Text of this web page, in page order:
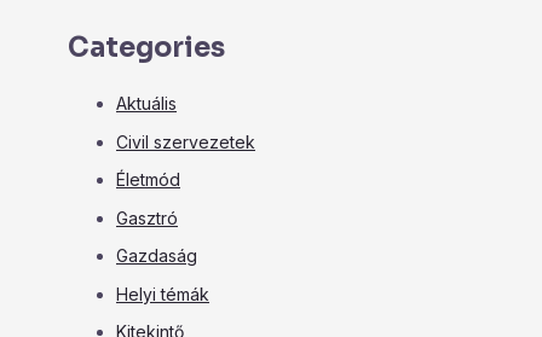
Categories
Aktuális
Civil szervezetek
Életmód
Gasztró
Gazdaság
Helyi témák
Kitekintő